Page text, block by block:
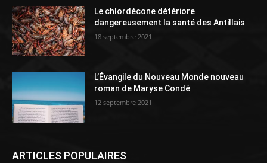
Le chlordécone détériore
dangereusement la santé des Antillais
18 septembre 2021
L’Évangile du Nouveau Monde nouveau
roman de Maryse Condé
12 septembre 2021
ARTICLES POPULAIRES